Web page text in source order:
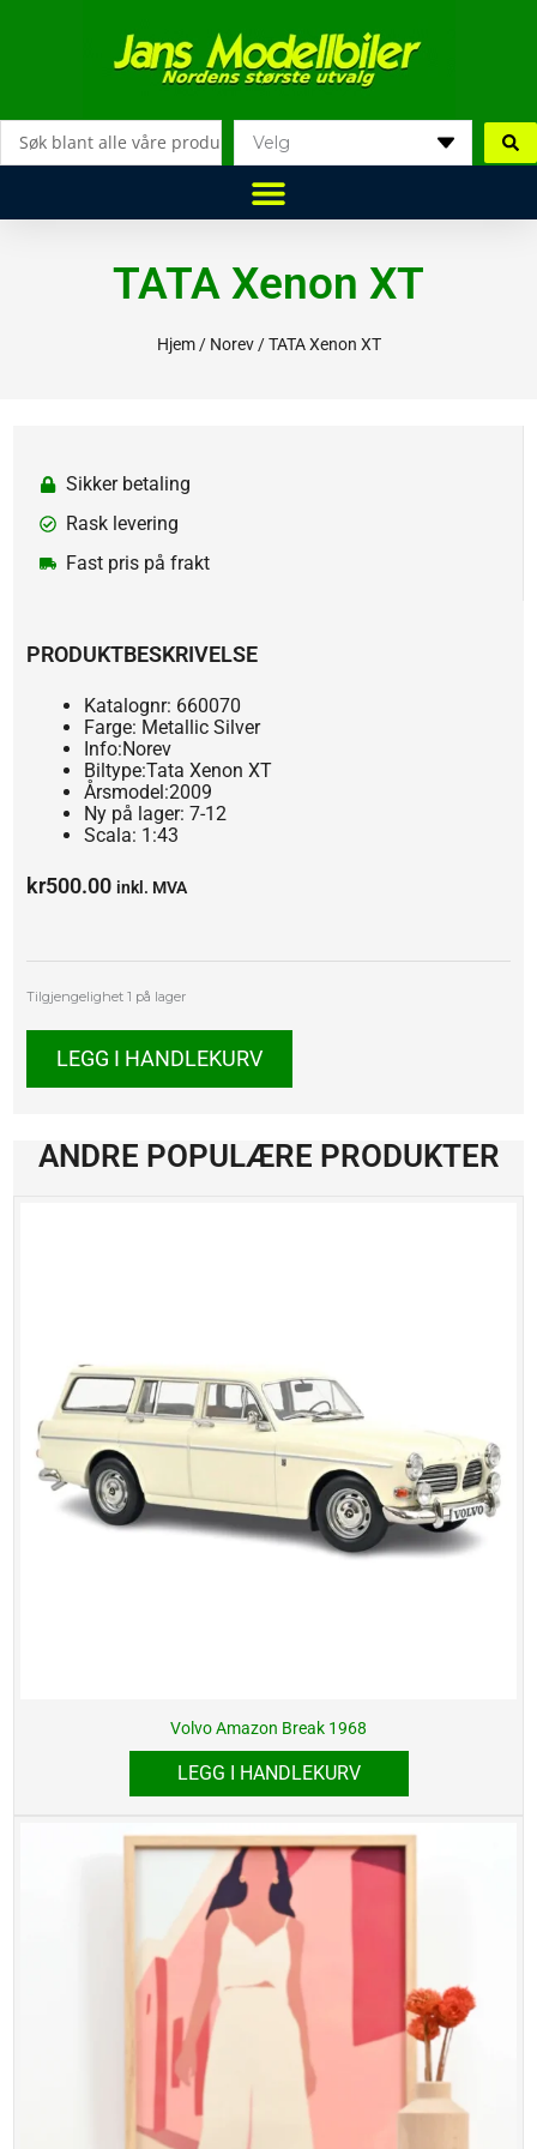
TATA Xenon XT
Hjem/ Norev/ TATA Xenon XT
Sikker betaling
Rask levering
Fast pris på frakt
PRODUKTBESKRIVELSE
Katalognr: 660070
Farge: Metallic Silver
Info:Norev
Biltype:Tata Xenon XT
Årsmodel:2009
Ny på lager: 7-12
Scala: 1:43
kr500.00 inkl. MVA
Tilgjengelighet 1 på lager
TATA
antallLEGG I HANDLEKURV
ANDRE POPULÆRE PRODUKTER
Volvo Amazon Break 1968
LEGG I HANDLEKURV